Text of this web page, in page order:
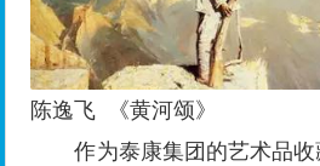
陈逸飞 《黄河颂》
作为泰康集团的艺术品